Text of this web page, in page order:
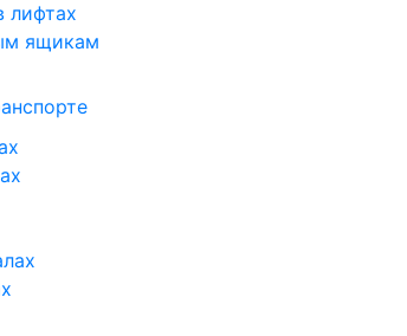
лифтах
ящикам